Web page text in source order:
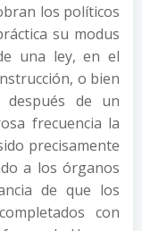
los políticos
su modus
una ley, en el
o bien
de un
frecuencia la
precisamente
a los órganos
de que los
con